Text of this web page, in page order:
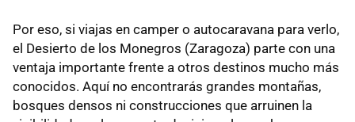
Por eso, si viajas en camper o autocaravana para verlo,
el Desierto de los Monegros (Zaragoza) parte con una
ventaja importante frente a otros destinos mucho más
conocidos. Aquí no encontrarás grandes montañas,
bosques densos ni construcciones que arruinen la